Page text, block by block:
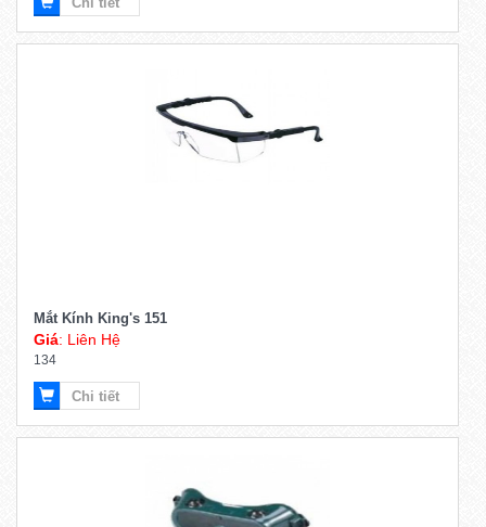
Chi tiết
Mắt Kính King's 151
Giá: Liên Hệ
134
Chi tiết